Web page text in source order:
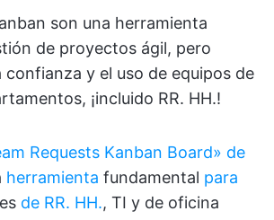
son una herramienta
de proyectos ágil, pero
confianza y el uso de equipos de
¡incluido RR. HH.!
Requests Kanban Board» de
herramienta fundamental para
de RR. HH., TI y de oficina